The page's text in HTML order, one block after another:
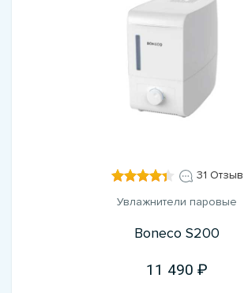
31 Отзыв
Увлажнители паровые
Boneco S200
11 490